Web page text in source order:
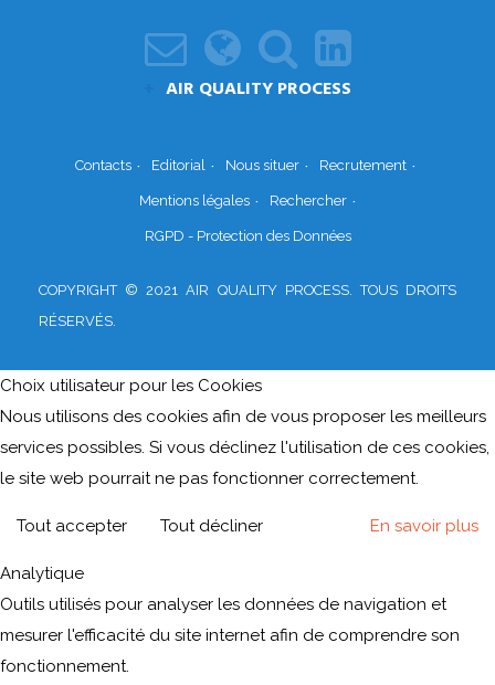
AIR QUALITY PROCESS
Contacts Editorial Nous situer Recrutement
Mentions légales Rechercher
RGPD - Protection des Données
COPYRIGHT © 2021 AIR QUALITY PROCESS. TOUS DROITS
RÉSERVÉS.
Choix utilisateur pour les Cookies
Nous utilisons des cookies afin de vous proposer les meilleurs
services possibles. Si vous déclinez l'utilisation de ces cookies,
le site web pourrait ne pas fonctionner correctement.
Tout accepter Tout décliner En savoir plus
Analytique
Outils utilisés pour analyser les données de navigation et
mesurer l'efficacité du site internet afin de comprendre son
fonctionnement.